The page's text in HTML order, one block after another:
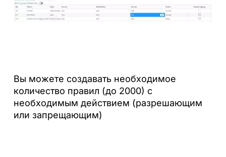
Вы можете создавать необходимое
количество правил (до 2000) с
необходимым действием (разрешающим
или запрещающим)